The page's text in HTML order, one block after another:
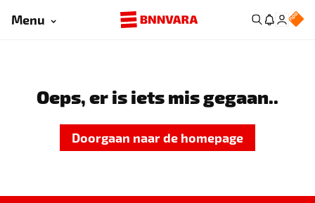
Menu
Oeps, er is iets mis gegaan..
Doorgaan naar de homepage